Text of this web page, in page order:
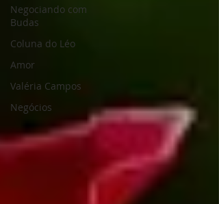
Negociando com
Budas
Coluna do Léo
Amor
Valéria Campos
Negócios